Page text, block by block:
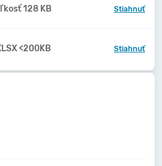
128 KB Stiahnuť
<200KB Stiahnuť